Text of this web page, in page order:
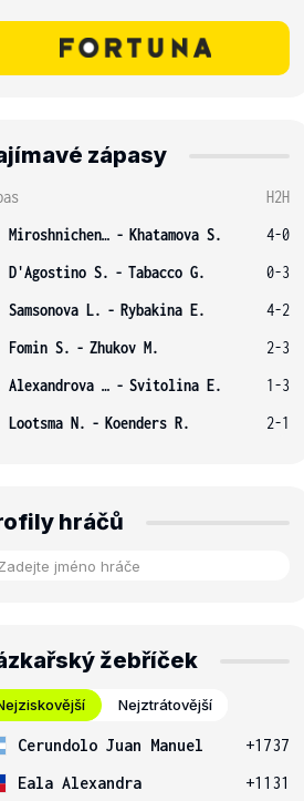
zápasy
H2H
Miroshnichenko V. - Khatamova S.
4-0
D'Agostino S. - Tabacco G.
0-3
Samsonova L. - Rybakina E.
4-2
Fomin S. - Zhukov M.
2-3
Alexandrova E. - Svitolina E.
1-3
Lootsma N. - Koenders R. 2-1
hráčů
žebříček
Nejztrátovější
Cerundolo Juan Manuel
+1737
Eala Alexandra
+1131